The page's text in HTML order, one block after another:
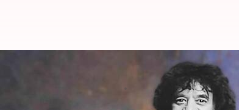
பிரபல தபேலா
Venkatalakshmi V Dec 16, 2024 06:50 am